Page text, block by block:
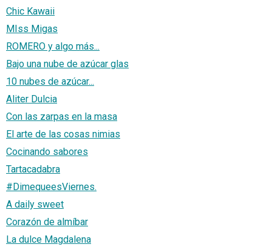
Chic Kawaii
MIss Migas
ROMERO y algo más...
Bajo una nube de azúcar glas
10 nubes de azúcar...
Aliter Dulcia
Con las zarpas en la masa
El arte de las cosas nimias
Cocinando sabores
Tartacadabra
#DimequeesViernes.
A daily sweet
Corazón de almíbar
La dulce Magdalena